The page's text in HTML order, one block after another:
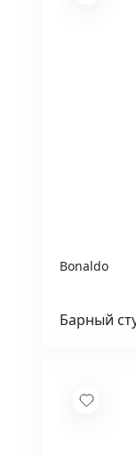
Bonaldo
Барный